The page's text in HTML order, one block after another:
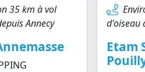
35 km à vol
Annecy
d'oiseau
Etam